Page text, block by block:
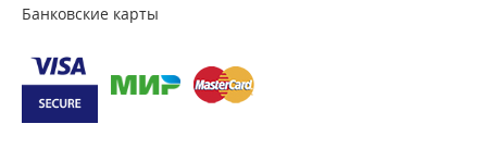
Банковские карты